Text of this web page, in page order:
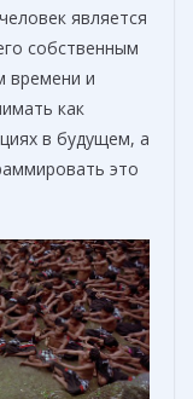
является
собственным
времени и
как
в будущем, а
это